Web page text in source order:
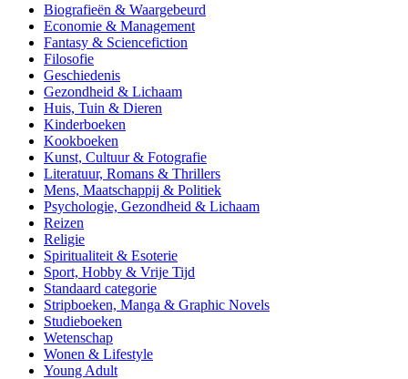
Biografieën & Waargebeurd
Economie & Management
Fantasy & Sciencefiction
Filosofie
Geschiedenis
Gezondheid & Lichaam
Huis, Tuin & Dieren
Kinderboeken
Kookboeken
Kunst, Cultuur & Fotografie
Literatuur, Romans & Thrillers
Mens, Maatschappij & Politiek
Psychologie, Gezondheid & Lichaam
Reizen
Religie
Spiritualiteit & Esoterie
Sport, Hobby & Vrije Tijd
Standaard categorie
Stripboeken, Manga & Graphic Novels
Studieboeken
Wetenschap
Wonen & Lifestyle
Young Adult